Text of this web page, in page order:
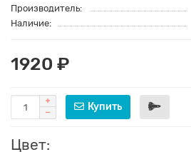
Производитель:
Наличие:
1920 ₽
Купить
Цвет: